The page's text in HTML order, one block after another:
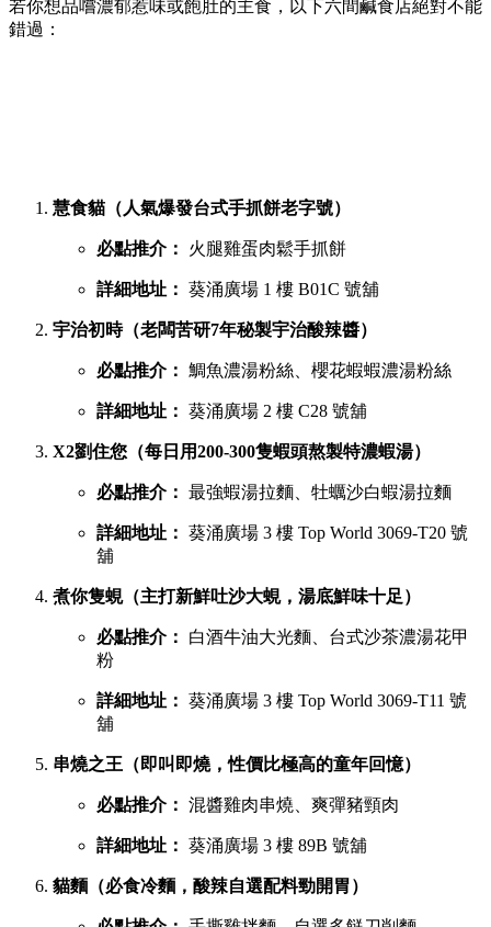
若你想品嚐濃郁惹味或飽肚的主食，以下六間鹹食店絕對不能
錯過：
慧食貓（人氣爆發台式手抓餅老字號）
必點推介： 火腿雞蛋肉鬆手抓餅
詳細地址： 葵涌廣場 1 樓 B01C 號舖
宇治初時（老闆苦研7年秘製宇治酸辣醬）
必點推介： 鯛魚濃湯粉絲、櫻花蝦蝦濃湯粉絲
詳細地址： 葵涌廣場 2 樓 C28 號舖
X2劉住您（每日用200-300隻蝦頭熬製特濃蝦湯）
必點推介： 最強蝦湯拉麵、牡蠣沙白蝦湯拉麵
詳細地址： 葵涌廣場 3 樓 Top World 3069-T20 號
舖
煮你隻蜆（主打新鮮吐沙大蜆，湯底鮮味十足）
必點推介：
白酒牛油大光麵、台式沙茶濃湯花甲
粉
詳細地址： 葵涌廣場 3 樓 Top World 3069-T11 號
舖
串燒之王（即叫即燒，性價比極高的童年回憶）
必點推介： 混醬雞肉串燒、爽彈豬頸肉
詳細地址： 葵涌廣場 3 樓 89B 號舖
貓麵（必食冷麵，酸辣自選配料勁開胃）